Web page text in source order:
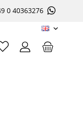
0 40363276
EN